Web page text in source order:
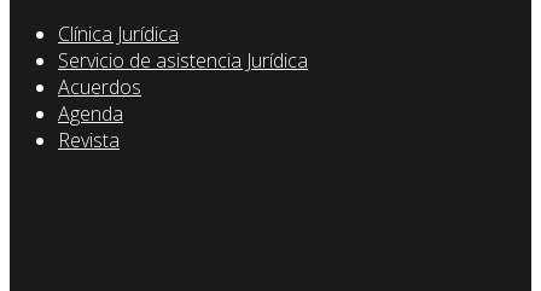
Clínica Jurídica
Servicio de asistencia Jurídica
Acuerdos
Agenda
Revista